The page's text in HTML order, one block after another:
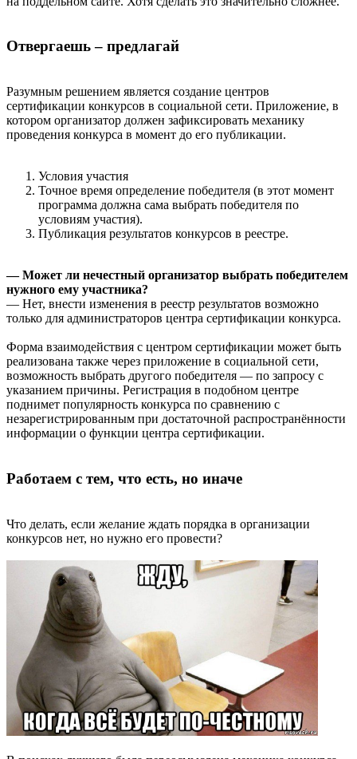
Отвергаешь – предлагай
Разумным решением является создание центров
сертификации конкурсов в социальной сети. Приложение, в
котором организатор должен зафиксировать механику
проведения конкурса в момент до его публикации.
Условия участия
Точное время определение победителя (в этот момент
программа должна сама выбрать победителя по
условиям участия).
Публикация результатов конкурсов в реестре.
— Может ли нечестный организатор выбрать победителем
нужного ему участника?
— Нет, внести изменения в реестр результатов возможно
только для администраторов центра сертификации конкурса.
Форма взаимодействия с центром сертификации может быть
реализована также через приложение в социальной сети,
возможность выбрать другого победителя — по запросу с
указанием причины. Регистрация в подобном центре
поднимет популярность конкурса по сравнению с
незарегистрированным при достаточной распространённости
информации о функции центра сертификации.
Работаем с тем, что есть, но иначе
Что делать, если желание ждать порядка в организации
конкурсов нет, но нужно его провести?